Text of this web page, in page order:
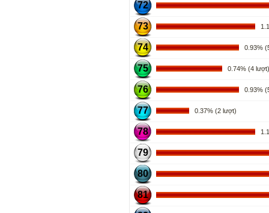
72
73
74 0.93%
75 0.74% (4 lượt)
76 0.93%
77 0.37% (2 lượt)
78
79
80
81